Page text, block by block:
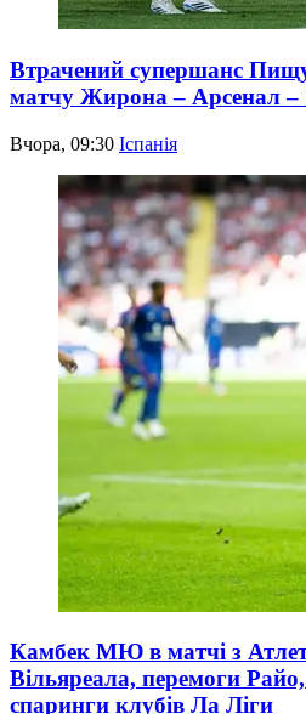
Втрачений супершанс
матчу Жирона – Арсенал –
Вчора, 09:30 Іспанія
Камбек МЮ в матчі з
Вільяреала, перемоги Райо,
спаринги клубів Ла Ліги